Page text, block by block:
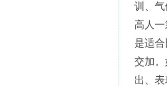
训、
高人
是适
交加
出、